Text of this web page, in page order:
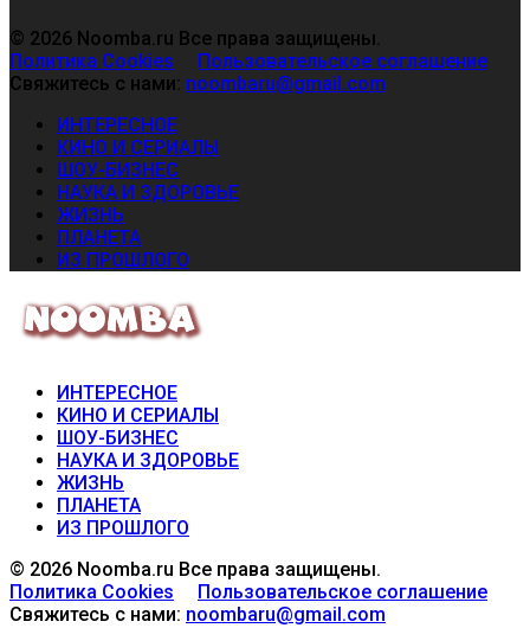
© 2026 Noomba.ru Все права защищены.
Политика Cookies
Пользовательское соглашение
Свяжитесь с нами: noombaru@gmail.com
ИНТЕРЕСНОЕ
КИНО И СЕРИАЛЫ
ШОУ-БИЗНЕС
НАУКА И ЗДОРОВЬЕ
ЖИЗНЬ
ПЛАНЕТА
ИЗ ПРОШЛОГО
ИНТЕРЕСНОЕ
КИНО И СЕРИАЛЫ
ШОУ-БИЗНЕС
НАУКА И ЗДОРОВЬЕ
ЖИЗНЬ
ПЛАНЕТА
ИЗ ПРОШЛОГО
© 2026 Noomba.ru Все права защищены.
Политика Cookies
Пользовательское соглашение
Свяжитесь с нами: noombaru@gmail.com